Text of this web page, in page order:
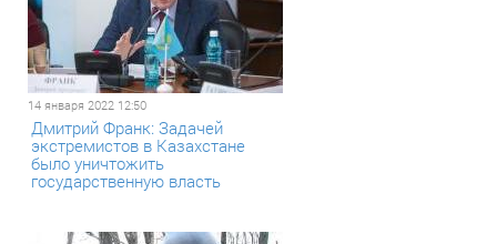
14 января 2022 12:50
Дмитрий Франк: Задачей
экстремистов в Казахстане
было уничтожить
государственную власть